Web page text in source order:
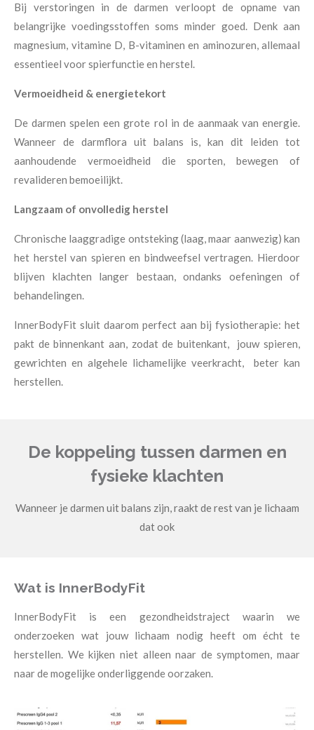
Bij verstoringen in de darmen verloopt de opname van
belangrijke voedingsstoffen soms minder goed. Denk aan
magnesium, vitamine D, B-vitaminen en aminozuren, allemaal
essentieel voor spierfunctie en herstel.
Vermoeidheid & energietekort
De darmen spelen een grote rol in de aanmaak van energie.
Wanneer de darmflora uit balans is, kan dit leiden tot
aanhoudende vermoeidheid die sporten, bewegen of
revalideren bemoeilijkt.
Langzaam of onvolledig herstel
Chronische laaggradige ontsteking (laag, maar aanwezig) kan
het herstel van spieren en bindweefsel vertragen. Hierdoor
blijven klachten langer bestaan, ondanks oefeningen of
behandelingen.
InnerBodyFit sluit daarom perfect aan bij fysiotherapie: het
pakt de binnenkant aan, zodat de buitenkant, jouw spieren,
gewrichten en algehele lichamelijke veerkracht, beter kan
herstellen.
De koppeling tussen darmen en
fysieke klachten
Wanneer je darmen uit balans zijn, raakt de rest van je lichaam
dat ook
Wat is InnerBodyFit
InnerBodyFit is een gezondheidstraject waarin we
onderzoeken wat jouw lichaam nodig heeft om écht te
herstellen. We kijken niet alleen naar de symptomen, maar
naar de mogelijke onderliggende oorzaken.